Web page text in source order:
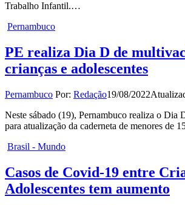
Trabalho Infantil.…
Pernambuco
PE realiza Dia D de
crianças e adolescentes
Pernambuco Por: Redação19/08/2022
Neste sábado (19), Pernambuco realiza o Dia
para atualização da caderneta de menores de
Brasil - Mundo
Casos de Covid-19 entre
Adolescentes tem aumento